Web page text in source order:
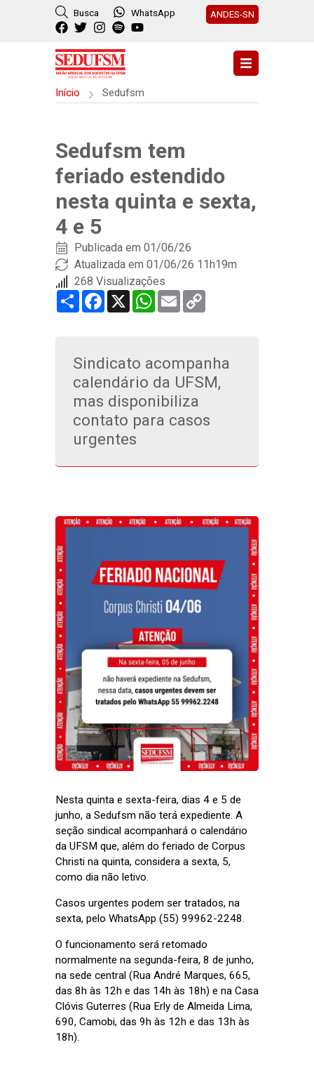
Busca WhatsApp ANDES-SN
Início Sedufsm
Sedufsm tem
feriado estendido
nesta quinta e sexta,
4 e 5
Publicada em 01/06/26
Atualizada em 01/06/26 11h19m
268 Visualizações
Share Facebook
X WhatsApp
Email
Sindicato acompanha
calendário da UFSM,
mas disponibiliza
contato para casos
urgentes
Nesta quinta e sexta-feira, dias 4 e 5 de
junho, a Sedufsm não terá expediente. A
seção sindical acompanhará o calendário
da UFSM que, além do feriado de Corpus
Christi na quinta, considera a sexta, 5,
como dia não letivo.
Casos urgentes podem ser tratados, na
sexta, pelo WhatsApp (55) 99962-2248.
O funcionamento será retomado
normalmente na segunda-feira, 8 de junho,
na sede central (Rua André Marques, 665,
das 8h às 12h e das 14h às 18h) e na Casa
Clóvis Guterres (Rua Erly de Almeida Lima,
690, Camobi, das 9h às 12h e das 13h às
18h).